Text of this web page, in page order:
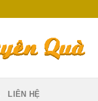
LIÊN HỆ